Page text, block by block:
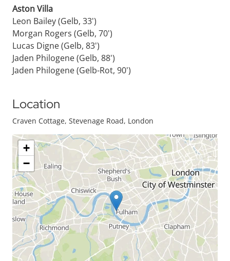
Aston Villa
Leon Bailey (Gelb, 33')
Morgan Rogers (Gelb, 70')
Lucas Digne (Gelb, 83')
Jaden Philogene (Gelb, 88')
Jaden Philogene (Gelb-Rot, 90')
Location
Craven Cottage, Stevenage Road, London
+
−